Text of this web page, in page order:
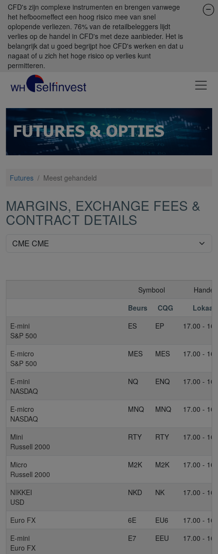
CFD's zijn complexe instrumenten en brengen vanwege
het hefboomeffect een hoog risico mee van snel
oplopende verliezen. 76% van de retailbeleggers lijdt
verlies op de handel in CFD's met deze aanbieder. Het is
belangrijk dat u goed begrijpt hoe CFD's werken en dat u
nagaat of u zich het hoge risico op verlies kunt
permitteren.
Futures / Meest gehandeld
MARGINS, EXCHANGE FEES &
CONTRACT DETAILS
Symbool
Beurs
CQG
Lokaal
E-mini
S&P 500
ES EP 17.00 -
E-micro
S&P 500
MES MES 17.00 -
E-mini
NASDAQ
NQ ENQ 17.00 -
E-micro
NASDAQ
MNQ MNQ 17.00 -
Mini
Russell 2000
RTY RTY 17.00 -
Micro
Russell 2000
M2K M2K 17.00 -
NIKKEI
USD
NKD NK 17.00 -
Euro FX 6E EU6
17.00 -
E-mini
Euro FX
E7 EEU 17.00 -